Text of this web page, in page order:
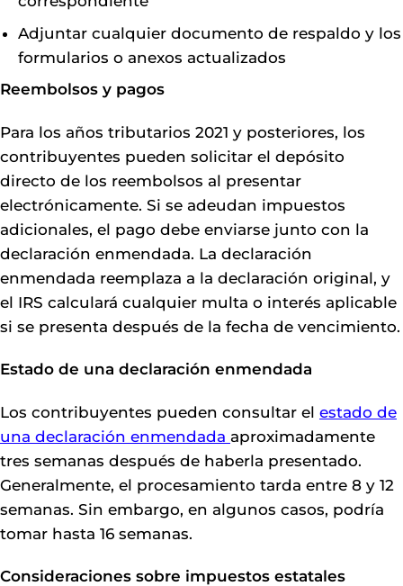
Adjuntar cualquier documento de respaldo y los
formularios o anexos actualizados
Reembolsos y pagos
Para los años tributarios 2021 y posteriores, los
contribuyentes pueden solicitar el depósito
directo de los reembolsos al presentar
electrónicamente. Si se adeudan impuestos
adicionales, el pago debe enviarse junto con la
declaración enmendada. La declaración
enmendada reemplaza a la declaración original, y
el IRS calculará cualquier multa o interés aplicable
si se presenta después de la fecha de vencimiento.
Estado de una declaración enmendada
Los contribuyentes pueden consultar el estado de
una declaración enmendada aproximadamente
tres semanas después de haberla presentado.
Generalmente, el procesamiento tarda entre 8 y 12
semanas. Sin embargo, en algunos casos, podría
tomar hasta 16 semanas.
Consideraciones sobre impuestos estatales